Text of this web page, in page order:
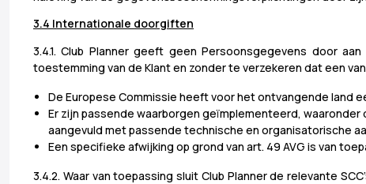
3.4 Internationale doorgiften
3.4.1. Club Planner geeft geen Persoonsgegevens door
toestemming van de Klant en zonder te verzekeren dat een
De Europese Commissie heeft voor het ontvangende land
Er zijn passende waarborgen geïmplementeerd,
aangevuld met passende technische en organisatorische
Een specifieke afwijking op grond van art. 49 AVG is van
3.4.2. Waar van toepassing sluit Club Planner de relevante